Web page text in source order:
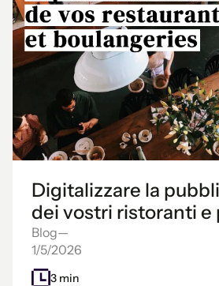
Digitalizzare la
dei vostri ristoranti e
Blog—
1/5/2026
3 min